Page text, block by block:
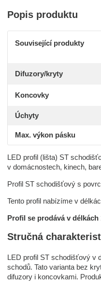
Popis produktu
Související produkty
Difuzory/kryty
Koncovky
Úchyty
Max. výkon pásku
LED profil (lišta) ST
v domácnostech, kinech,
Profil ST schodišťový s
Tento profil nabízíme v
Profil se prodává v délkách
Stručná
LED profil ST schodišťový v
schodů. Tato varianta bez
difuzory i koncovkami.